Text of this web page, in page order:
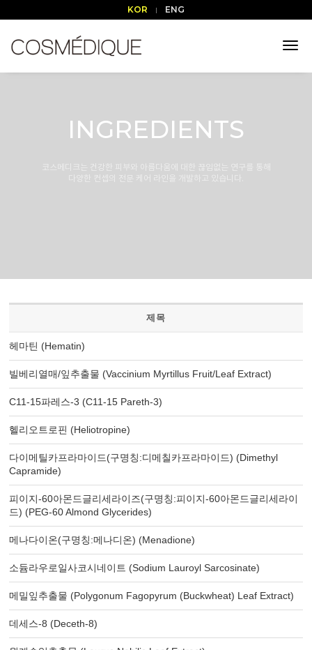
KOR ENG
INGREDIENTS
코스메디크는 건강한 피부와 아름다움에 대한 끊임없는 연구를 통해
다양한 컨셉의 전문 케어 라인을 개발하고 있습니다.
제목
헤마틴 (Hematin)
빌베리열매/잎추출물 (Vaccinium Myrtillus Fruit/Leaf Extract)
C11-15파레스-3 (C11-15 Pareth-3)
헬리오트로핀 (Heliotropine)
다이메틸카프라마이드(구명칭:디메칠카프라마이드) (Dimethyl
Capramide)
피이지-60아몬드글리세라이즈(구명칭:피이지-60아몬드글리세라이
드) (PEG-60 Almond Glycerides)
메나다이온(구명칭:메나디온) (Menadione)
소듐라우로일사코시네이트 (Sodium Lauroyl Sarcosinate)
메밀잎추출물 (Polygonum Fagopyrum (Buckwheat) Leaf Extract)
데세스-8 (Deceth-8)